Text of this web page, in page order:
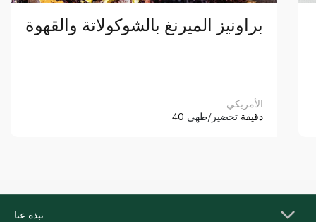
براونيز الميرنغ بالشوكولاتة والقهوة
الأمريكي
40 دقيقة تحضير/طهي
نبذة عنا